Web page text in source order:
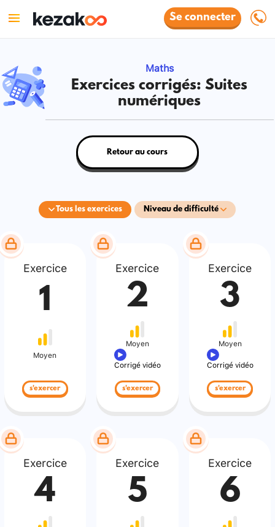
Se connecter
Maths
Exercices corrigés: Suites
numériques
Tous les exercices Niveau de difficulté
Retour au cours
Exercice
1
Moyen
s'exercer
Exercice
2
Moyen
Corrigé vidéo
s'exercer
Exercice
3
Moyen
Corrigé vidéo
s'exercer
Exercice
4
Exercice
5
Exercice
6